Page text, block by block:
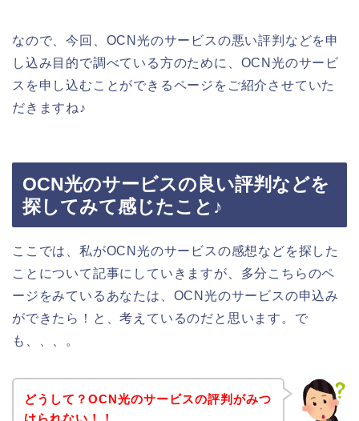
なので、今回、OCN光のサービスの悪い評判などを申
し込み目的で調べている方のために、OCN光のサービ
スを申し込むことができるページをご紹介させていた
だきますね♪
OCN光のサービスの良い評判などを
探してみて感じたこと♪
ここでは、私がOCN光のサービスの感想などを探した
ことについて記事にしていきますが、多分こちらのペ
ージをみているあなたは、OCN光のサービスの申込み
ができたら！と、考えているのだと思います。で
も、、、。
どうして？OCN光のサービスの評判がみつ
けられない！！